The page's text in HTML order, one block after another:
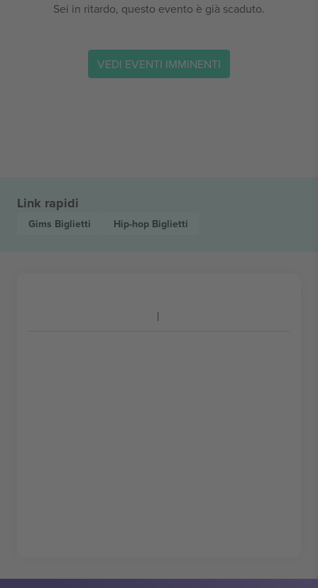
Sei in ritardo, questo evento è già scaduto.
VEDI EVENTI IMMINENTI
Link rapidi
Gims Biglietti Hip-hop Biglietti